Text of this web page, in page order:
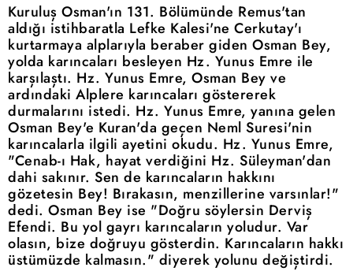
Kuruluş Osman'ın 131. Bölümünde Remus'tan
aldığı istihbaratla Lefke Kalesi'ne Cerkutay'ı
kurtarmaya alplarıyla beraber giden Osman Bey,
yolda karıncaları besleyen Hz. Yunus Emre ile
karşılaştı. Hz. Yunus Emre, Osman Bey ve
ardındaki Alplere karıncaları göstererek
durmalarını istedi. Hz. Yunus Emre, yanına gelen
Osman Bey'e Kuran'da geçen Neml Suresi'nin
karıncalarla ilgili ayetini okudu. Hz. Yunus Emre,
"Cenab-ı Hak, hayat verdiğini Hz. Süleyman'dan
dahi sakınır. Sen de karıncaların hakkını
gözetesin Bey! Bırakasın, menzillerine varsınlar!"
dedi. Osman Bey ise "Doğru söylersin Derviş
Efendi. Bu yol gayrı karıncaların yoludur. Var
olasın, bize doğruyu gösterdin. Karıncaların hakkı
üstümüzde kalmasın." diyerek yolunu değiştirdi.